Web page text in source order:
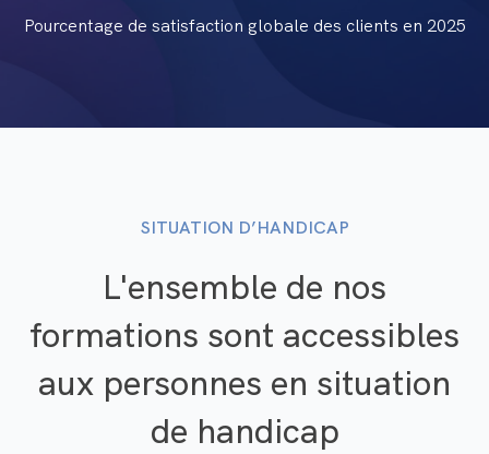
Pourcentage de satisfaction globale des clients en 2025
SITUATION D’HANDICAP
L'ensemble de nos
formations sont accessibles
aux personnes en situation
de handicap